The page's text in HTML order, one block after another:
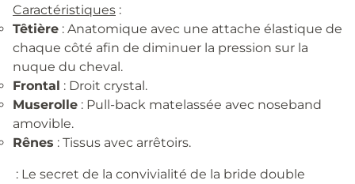
Caractéristiques :
Têtière : Anatomique avec une attache élastique de
chaque côté afin de diminuer la pression sur la
nuque du cheval.
Frontal : Droit crystal.
Muserolle : Pull-back matelassée avec noseband
amovible.
Rênes : Tissus avec arrêtoirs.
: Le secret de la convivialité de la bride double